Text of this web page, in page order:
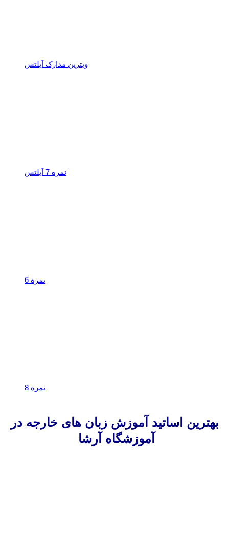
ویترین مدارک آیلتس
نمره 7 آیلتس
نمره 6
نمره 8
بهترین اساتید آموزش زبان های خارجه در
آموزشگاه آرشا